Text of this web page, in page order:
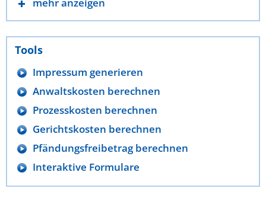
Tools
Impressum generieren
Anwaltskosten berechnen
Prozesskosten berechnen
Gerichtskosten berechnen
Pfändungsfreibetrag berechnen
Interaktive Formulare